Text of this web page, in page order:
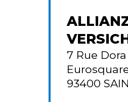
7 Rue
93400